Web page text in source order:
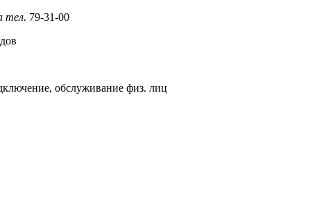
тел. 79-31-00
обслуживание физ. лиц